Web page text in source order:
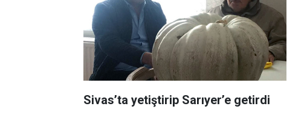
Sivas’ta yetiştirip Sarıyer’e getirdi